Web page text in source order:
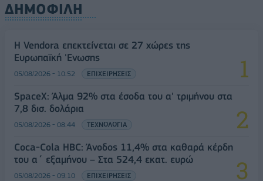
ΔΗΜΟΦΙΛΗ
Η Vendora επεκτείνεται σε 27 χώρες της
Ευρωπαϊκή 'Ενωσης
05/08/2026 - 10:52 ΕΠΙΧΕΙΡΗΣΕΙΣ
SpaceX: Άλμα 92% στα έσοδα του α' τριμήνου στα
7,8 δισ. δολάρια
05/08/2026 - 08:44 ΤΕΧΝΟΛΟΓΙΑ
Coca-Cola HBC: Άνοδος 11,4% στα καθαρά κέρδη
του α΄ εξαμήνου – Στα 524,4 εκατ. ευρώ
05/08/2026 - 09:10 ΕΠΙΧΕΙΡΗΣΕΙΣ